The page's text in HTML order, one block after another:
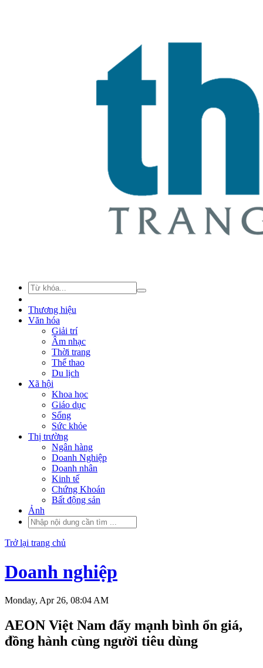
Thương hiệu
Văn hóa
Giải trí
Âm nhạc
Thời trang
Thể thao
Du lịch
Xã hội
Khoa học
Giáo dục
Sống
Sức khỏe
Thị trường
Ngân hàng
Doanh Nghiệp
Doanh nhân
Kinh tế
Chứng Khoán
Bất động sản
Ảnh
Trở lại trang chủ
Doanh nghiệp
Monday, Apr 26, 08:04 AM
AEON Việt Nam đẩy mạnh bình ổn giá,
đồng hành cùng người tiêu dùng